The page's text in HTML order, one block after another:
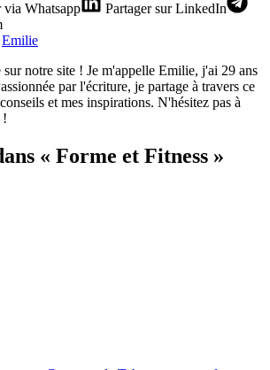
via Whatsapp Partagersur LinkedIn
Emilie
notre site ! Je m'appelle Emilie, j'ai 29 ans
par l'écriture, je partage à travers ce
et mes inspirations. N'hésitez pas à
!
« Forme et Fitness »